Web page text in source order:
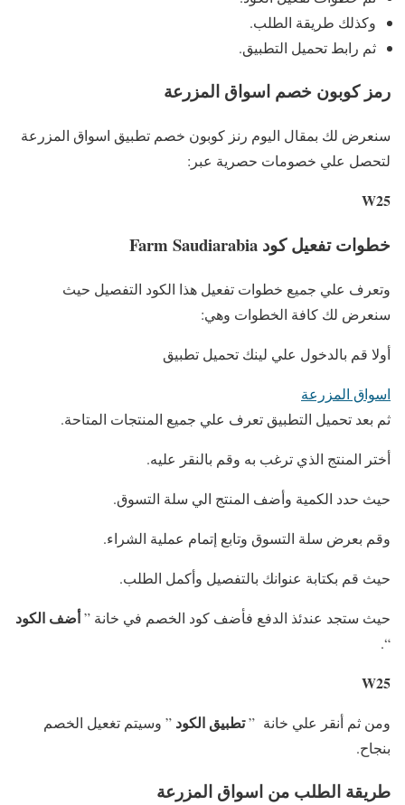
وكذلك طريقة الطلب.
ثم رابط تحميل التطبيق.
رمز كوبون خصم اسواق المزرعة
سنعرض لك بمقال اليوم رنز كوبون خصم تطبيق اسواق المزرعة
لتحصل علي خصومات حصرية عبر:
W25
خطوات تفعيل كود Farm Saudiarabia
وتعرف علي جميع خطوات تفعيل هذا الكود التفصيل حيث
سنعرض لك كافة الخطوات وهي:
أولا قم بالدخول علي لينك تحميل تطبيق
اسواق المزرعة
ثم بعد تحميل التطبيق تعرف علي جميع المنتجات المتاحة.
أختر المنتج الذي ترغب به وقم بالنقر عليه.
حيث حدد الكمية وأضف المنتج الي سلة التسوق.
وقم بعرض سلة التسوق وتابع إتمام عملية الشراء.
حيث قم بكتابة عنوانك بالتفصيل وأكمل الطلب.
حيث ستجد عندئذ الدفع فأضف كود الخصم في خانة ”أضف الكود
“.
W25
ومن ثم أنقر علي خانة ”تطبيق الكود ” وسيتم تغعيل الخصم
بنجاح.
طريقة الطلب من اسواق المزرعة